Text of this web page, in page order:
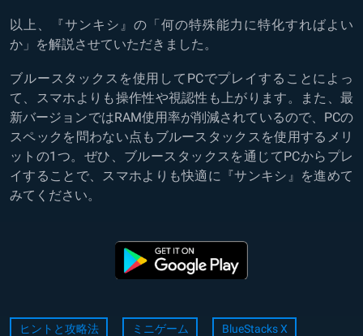
以上、『サンキシ』の「何の特殊能力に特化すればよい
か」を解説させていただきました。
ブルースタックスを使用してPCでプレイすることによっ
て、スマホよりも操作性や視認性も上がります。また、最
新バージョンではRAM使用率が削減されているので、PCの
スペックを問わない点もブルースタックスを使用するメリ
ットの1つ。ぜひ、ブルースタックスを通じてPCからプレ
イすることで、スマホよりも快適に『サンキシ』を進めて
みてください。
ヒントと攻略法 ミニゲーム BlueStacks X